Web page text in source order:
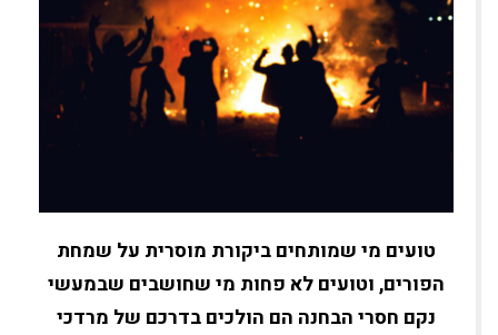
טועים מי שמותחים ביקורת מוסרית על שמחת
הפורים, וטועים לא פחות מי שחושבים שבמעשי
נקם חסרי הבחנה הם הולכים בדרכם של מרדכי